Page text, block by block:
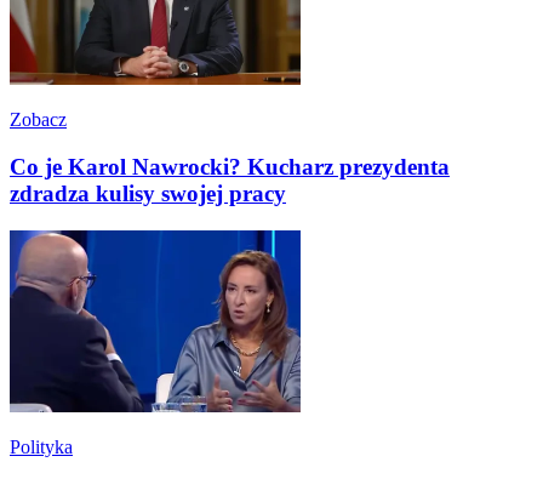
Zobacz
Co je Karol Nawrocki? Kucharz prezydenta
zdradza kulisy swojej pracy
Polityka